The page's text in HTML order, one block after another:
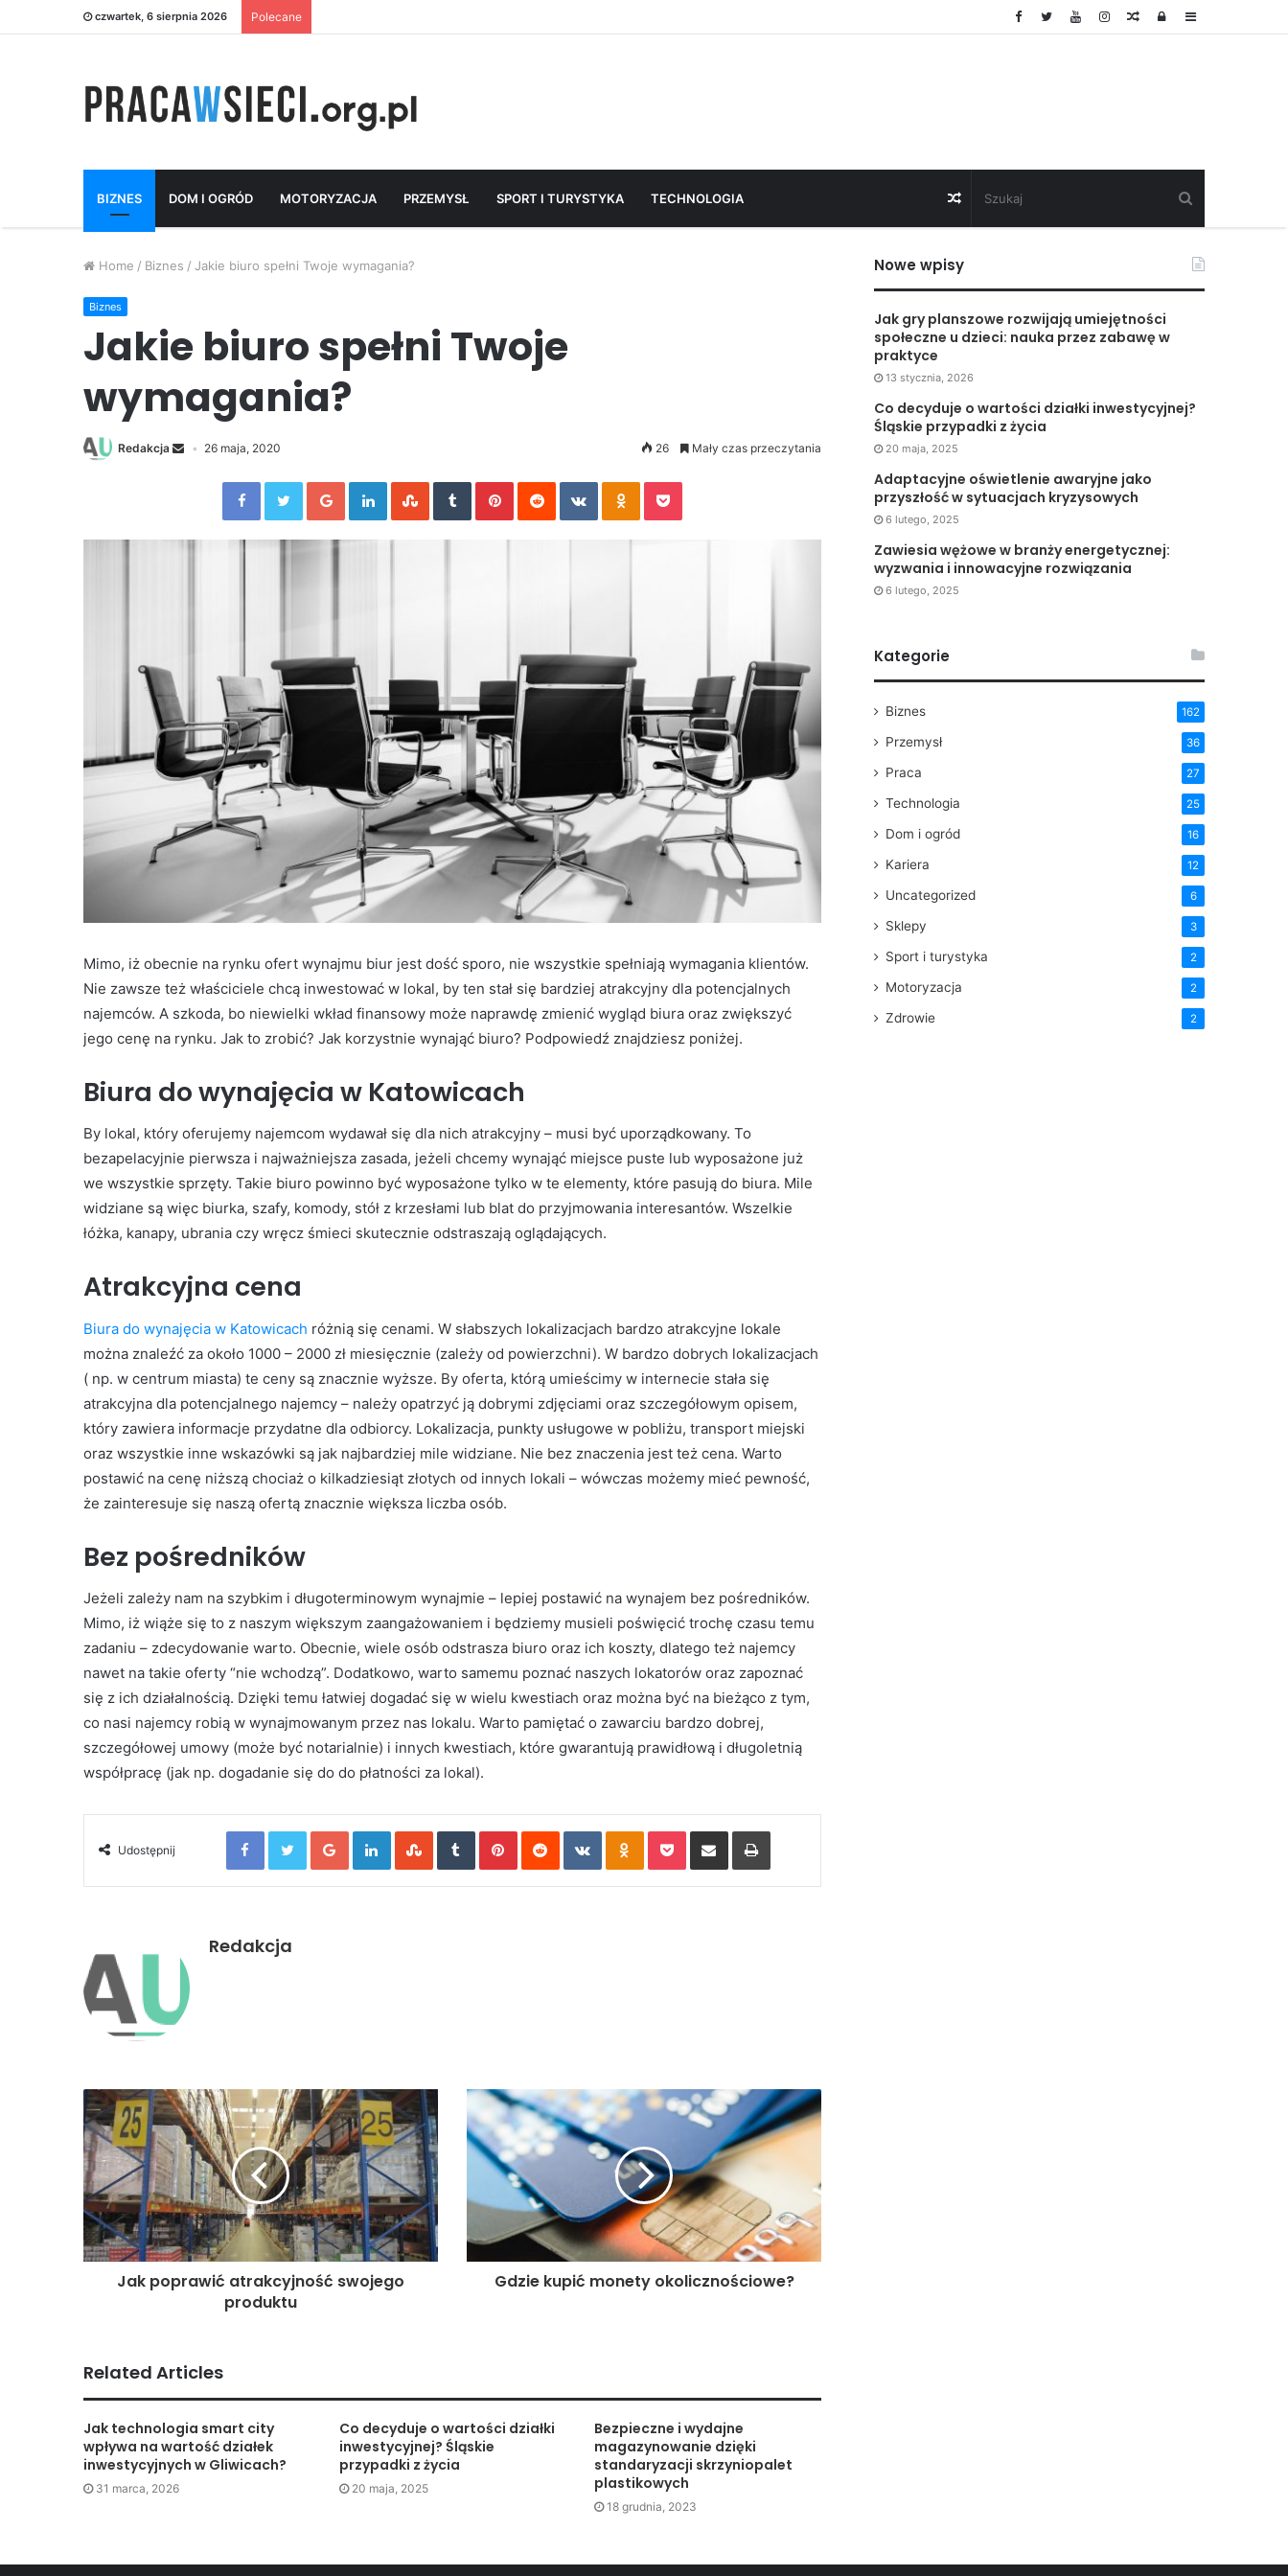
czwartek, 6 sierpnia 2026 Polecane Sidebar
Log
Random
BIZNES DOM I OGRÓD MOTORYZACJA PRZEMYSŁ SPORT I TURYSTYKA TECHNOLOGIA Random
Home / Biznes / Jakie biuro spełni Twoje wymagania?
Biznes
Jakie biuro spełni Twoje
wymagania?
Redakcja 26 maja, 2020 26 Mały czas przeczytania
FacebookTwitterGoogle+LinkedInStumbleUpon
TumblrPinterestReddit VKontakteOdnoklassniki
Pocket
Mimo, iż obecnie na rynku ofert wynajmu biur jest dość sporo, nie wszystkie spełniają wymagania klientów.
Nie zawsze też właściciele chcą inwestować w lokal, by ten stał się bardziej atrakcyjny dla potencjalnych
najemców. A szkoda, bo niewielki wkład finansowy może naprawdę zmienić wygląd biura oraz zwiększyć
jego cenę na rynku. Jak to zrobić? Jak korzystnie wynająć biuro? Podpowiedź znajdziesz poniżej.
Biura do wynajęcia w Katowicach
By lokal, który oferujemy najemcom wydawał się dla nich atrakcyjny – musi być uporządkowany. To
bezapelacyjnie pierwsza i najważniejsza zasada, jeżeli chcemy wynająć miejsce puste lub wyposażone już
we wszystkie sprzęty. Takie biuro powinno być wyposażone tylko w te elementy, które pasują do biura. Mile
widziane są więc biurka, szafy, komody, stół z krzesłami lub blat do przyjmowania interesantów. Wszelkie
łóżka, kanapy, ubrania czy wręcz śmieci skutecznie odstraszają oglądających.
Atrakcyjna cena
Biura do wynajęcia w Katowicach różnią się cenami. W słabszych lokalizacjach bardzo atrakcyjne lokale
można znaleźć za około 1000 – 2000 zł miesięcznie (zależy od powierzchni). W bardzo dobrych lokalizacjach
( np. w centrum miasta) te ceny są znacznie wyższe. By oferta, którą umieścimy w internecie stała się
atrakcyjna dla potencjalnego najemcy – należy opatrzyć ją dobrymi zdjęciami oraz szczegółowym opisem,
który zawiera informacje przydatne dla odbiorcy. Lokalizacja, punkty usługowe w pobliżu, transport miejski
oraz wszystkie inne wskazówki są jak najbardziej mile widziane. Nie bez znaczenia jest też cena. Warto
postawić na cenę niższą chociaż o kilkadziesiąt złotych od innych lokali – wówczas możemy mieć pewność,
że zainteresuje się naszą ofertą znacznie większa liczba osób.
Bez pośredników
Jeżeli zależy nam na szybkim i długoterminowym wynajmie – lepiej postawić na wynajem bez pośredników.
Mimo, iż wiąże się to z naszym większym zaangażowaniem i będziemy musieli poświęcić trochę czasu temu
zadaniu – zdecydowanie warto. Obecnie, wiele osób odstrasza biuro oraz ich koszty, dlatego też najemcy
nawet na takie oferty “nie wchodzą”. Dodatkowo, warto samemu poznać naszych lokatorów oraz zapoznać
się z ich działalnością. Dzięki temu łatwiej dogadać się w wielu kwestiach oraz można być na bieżąco z tym,
co nasi najemcy robią w wynajmowanym przez nas lokalu. Warto pamiętać o zawarciu bardzo dobrej,
szczegółowej umowy (może być notarialnie) i innych kwestiach, które gwarantują prawidłową i długoletnią
współpracę (jak np. dogadanie się do do płatności za lokal).
Udostępnij
FacebookTwitterGoogle+LinkedInStumbleUpon
TumblrPinterestReddit VKontakteOdnoklassniki
PocketShare via Email Print
Redakcja
Jak poprawić atrakcyjność swojego
produktu
Gdzie kupić monety okolicznościowe?
Related Articles
Jak technologia smart city
wpływa na wartość działek
inwestycyjnych w Gliwicach?
31 marca, 2026
Co decyduje o wartości działki
inwestycyjnej? Śląskie
przypadki z życia
20 maja, 2025
Bezpieczne i wydajne
magazynowanie dzięki
standaryzacji skrzyniopalet
plastikowych
18 grudnia, 2023
Nowe wpisy
Jak gry planszowe rozwijają umiejętności
społeczne u dzieci: nauka przez zabawę w
praktyce
13 stycznia, 2026
Co decyduje o wartości działki inwestycyjnej?
Śląskie przypadki z życia
20 maja, 2025
Adaptacyjne oświetlenie awaryjne jako
przyszłość w sytuacjach kryzysowych
6 lutego, 2025
Zawiesia wężowe w branży energetycznej:
wyzwania i innowacyjne rozwiązania
6 lutego, 2025
Kategorie
Biznes 162
Przemysł 36
Praca 27
Technologia 25
Dom i ogród 16
Kariera 12
Uncategorized 6
Sklepy 3
Sport i turystyka 2
Motoryzacja 2
Zdrowie 2